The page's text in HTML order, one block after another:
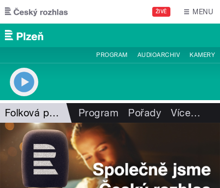
Přejít k hlavnímu obsahu
ŽIVĚ MENU
PROGRAM AUDIOARCHIV KAMERY
Folková pohlazení Program Pořady Více…